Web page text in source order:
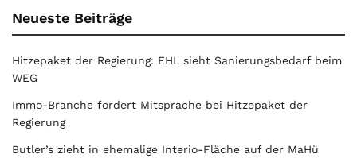
Neueste Beiträge
Hitzepaket der Regierung: EHL sieht Sanierungsbedarf beim
WEG
Immo-Branche fordert Mitsprache bei Hitzepaket der
Regierung
Butler’s zieht in ehemalige Interio-Fläche auf der MaHü